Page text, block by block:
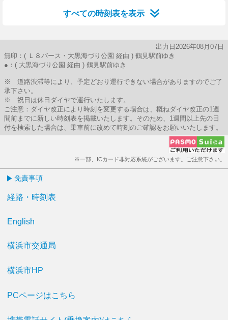
すべての時刻表を表示
出力日2026年08月07日
無印：( Ｌ８バース・大黒海づり公園 経由 ) 鶴見駅前ゆき
●：( 大黒海づり公園 経由 ) 鶴見駅前ゆき
※ 道路渋滞等により、予定どおり運行できない場合がありますのでご了
承下さい。
※ 祝日は休日ダイヤで運行いたします。
ご注意：ダイヤ改正により時刻を変更する場合は、概ねダイヤ改正の1週
間前までに新しい時刻表を掲載いたします。そのため、1週間以上先の日
付を検索した場合は、乗車前に改めて時刻のご確認をお願いいたします。
※一部、ICカード非対応系統がございます。ご注意下さい。
免責事項
経路・時刻表
English
横浜市交通局
横浜市HP
PCページはこちら